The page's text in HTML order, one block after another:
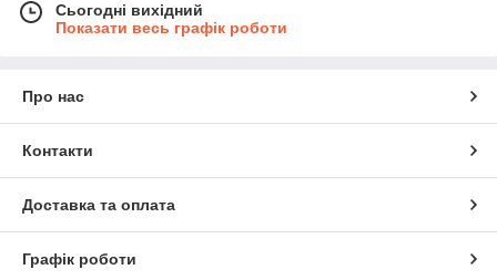
Сьогодні вихідний
Показати весь графік роботи
Про нас
Контакти
Доставка та оплата
Графік роботи